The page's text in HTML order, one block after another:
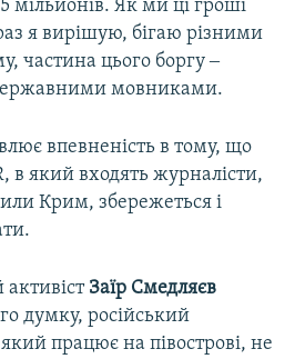
мільйонів. Як ми ці гроші
я вирішую, бігаю різними
частина цього боргу ‒
мовниками.
впевненість в тому, що
в який входять журналісти,
Крим, збережеться і
Заїр Смедляєв
думку, російський
працює на півострові, не